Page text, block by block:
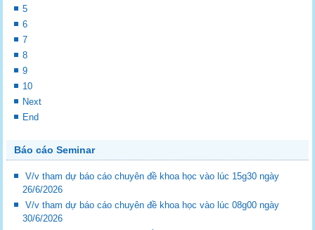
5
6
7
8
9
10
Next
End
Báo cáo Seminar
V/v tham dự báo cáo chuyên đề khoa học vào lúc 15g30 ngày
26/6/2026
V/v tham dự báo cáo chuyên đề khoa học vào lúc 08g00 ngày
30/6/2026